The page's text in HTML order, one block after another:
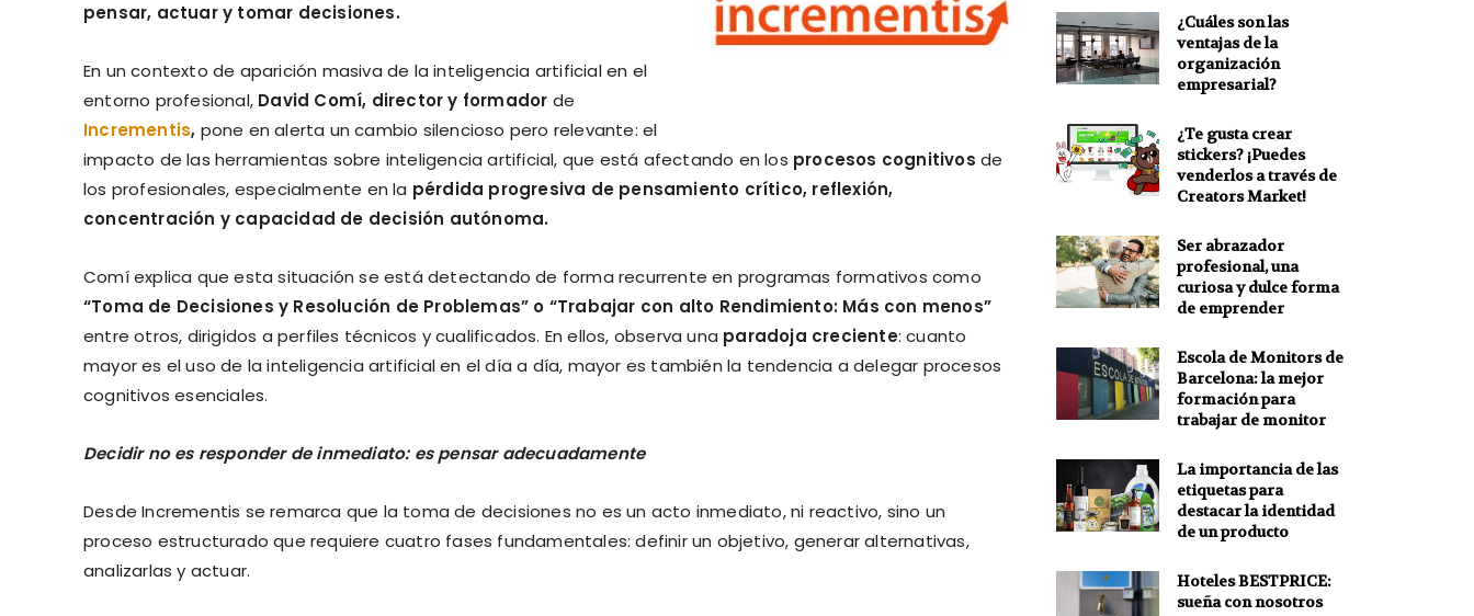
pensar, actuar y tomar decisiones.
En un contexto de aparición masiva de la inteligencia artificial en el
entorno profesional, David Comí, director y formador de
Incrementis, pone en alerta un cambio silencioso pero relevante: el
impacto de las herramientas sobre inteligencia artificial, que está afectando en los procesos cognitivos de
los profesionales, especialmente en la pérdida progresiva de pensamiento crítico, reflexión,
concentración y capacidad de decisión autónoma.
Comí explica que esta situación se está detectando de forma recurrente en programas formativos como
“Toma de Decisiones y Resolución de Problemas” o “Trabajar con alto Rendimiento: Más con menos”
entre otros, dirigidos a perfiles técnicos y cualificados. En ellos, observa una paradoja creciente: cuanto
mayor es el uso de la inteligencia artificial en el día a día, mayor es también la tendencia a delegar procesos
cognitivos esenciales.
Decidir no es responder de inmediato: es pensar adecuadamente
Desde Incrementis se remarca que la toma de decisiones no es un acto inmediato, ni reactivo, sino un
proceso estructurado que requiere cuatro fases fundamentales: definir un objetivo, generar alternativas,
analizarlas y actuar.
¿Cuáles son las
ventajas de la
organización
empresarial?
¿Te gusta crear
stickers? ¡Puedes
venderlos a través de
Creators Market!
Ser abrazador
profesional, una
curiosa y dulce forma
de emprender
Escola de Monitors de
Barcelona: la mejor
formación para
trabajar de monitor
La importancia de las
etiquetas para
destacar la identidad
de un producto
Hoteles BESTPRICE:
sueña con nosotros